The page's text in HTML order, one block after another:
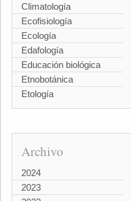
Climatología
Ecofisiología
Ecología
Edafología
Educación biológica
Etnobotánica
Etología
Archivo
2024
2023